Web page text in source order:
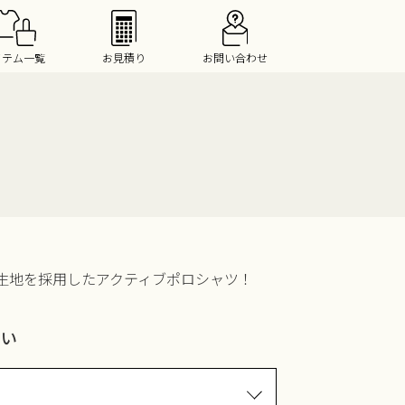
ム一覧 お見積り お問い合わせ
を採用したアクティブポロシャツ！